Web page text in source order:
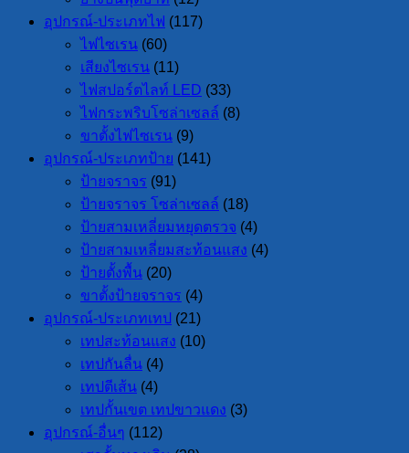
อุปกรณ์-ประเภทไฟ (117)
ไฟไซเรน (60)
เสียงไซเรน (11)
ไฟสปอร์ตไลท์ LED (33)
ไฟกระพริบโซล่าเซลล์ (8)
ขาตั้งไฟไซเรน (9)
อุปกรณ์-ประเภทป้าย (141)
ป้ายจราจร (91)
ป้ายจราจร โซล่าเซลล์ (18)
ป้ายสามเหลี่ยมหยุดตรวจ (4)
ป้ายสามเหลี่ยมสะท้อนแสง (4)
ป้ายตั้งพื้น (20)
ขาตั้งป้ายจราจร (4)
อุปกรณ์-ประเภทเทป
(21)
เทปสะท้อนแสง (10)
เทปกันลื่น (4)
เทปตีเส้น (4)
เทปกั้นเขต เทปขาวแดง (3)
อุปกรณ์-อื่นๆ (112)